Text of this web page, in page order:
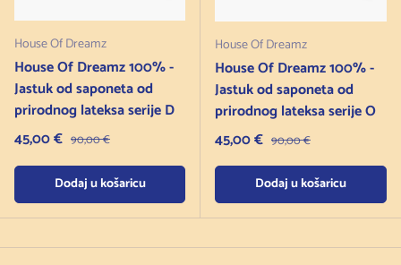
House Of Dreamz
House Of Dreamz 100% -
Jastuk od saponeta od
prirodnog lateksa serije D
Cijena na sniženju
45,00 € Redovna cijena
90,00 €
Dodaj u košaricu
House Of Dreamz
House Of Dreamz 100% -
Jastuk od saponeta od
prirodnog lateksa serije O
Cijena na sniženju
45,00 € Redovna cijena
90,00 €
Dodaj u košaricu